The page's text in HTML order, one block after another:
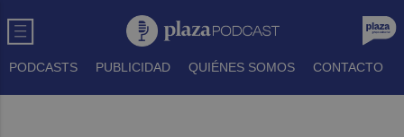
PODCASTS PUBLICIDAD QUIÉNES SOMOS CONTACTO